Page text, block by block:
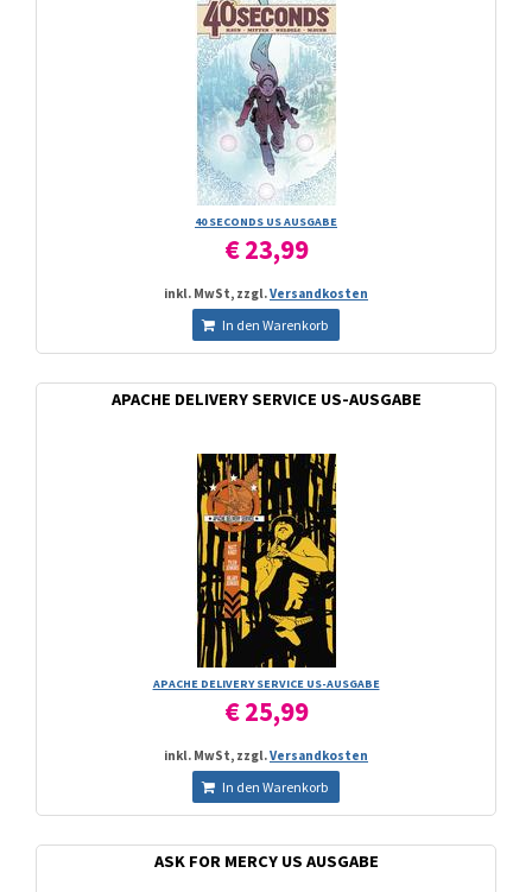
40 SECONDS US AUSGABE
€ 23,99
inkl. MwSt, zzgl.Versandkosten
In den Warenkorb
APACHE DELIVERY SERVICE US-AUSGABE
APACHE DELIVERY SERVICE US-AUSGABE
€ 25,99
inkl. MwSt, zzgl.Versandkosten
In den Warenkorb
ASK FOR MERCY US AUSGABE